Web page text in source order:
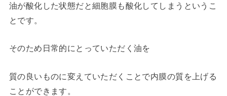
油が酸化した状態だと細胞膜も酸化してしまうというこ
とです。
そのため日常的にとっていただく油を
質の良いものに変えていただくことで内膜の質を上げる
ことができます。